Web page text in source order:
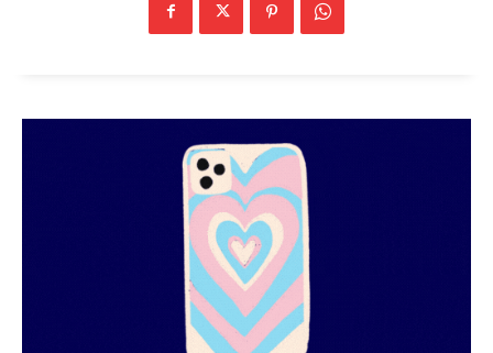
SUBSCRIBE NOW
PALA VISION
Grievance Redressal